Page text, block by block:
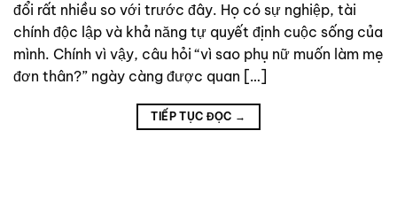
đổi rất nhiều so với trước đây. Họ có sự nghiệp, tài
chính độc lập và khả năng tự quyết định cuộc sống của
mình. Chính vì vậy, câu hỏi “vì sao phụ nữ muốn làm mẹ
đơn thân?” ngày càng được quan […]
TIẾP TỤC ĐỌC →